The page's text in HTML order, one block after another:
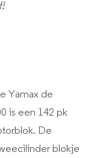
Yamax de
is een 142 pk
De
blokje